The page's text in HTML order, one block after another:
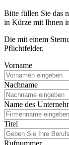
Bitte füllen Sie das
in Kürze mit Ihnen
Die mit einem
Pflichtfelder.
Vorname
Nachname
Name des
Titel